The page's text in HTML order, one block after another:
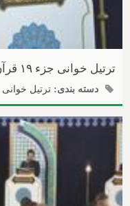
ترتیل خوانی جزء ۱۹ قرآن کریم - سال ۱۴۰۱
دسته بندی:ترتیل خوانی